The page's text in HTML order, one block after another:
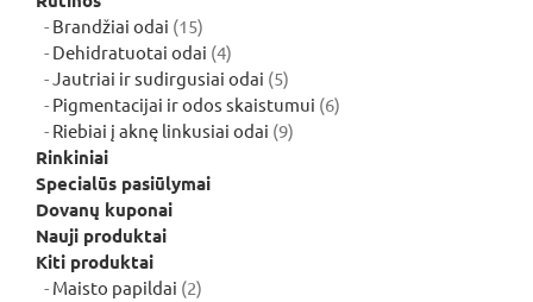
Brandžiai odai 1515
produktų
Dehidratuotai odai 44
produktai
Jautriai ir sudirgusiai odai 55
produktai
Pigmentacijai ir odos skaistumui 66
Riebiai į aknę linkusiai odai 99
Rinkiniai
Specialūs pasiūlymai
Dovanų kuponai
Nauji produktai
Kiti produktai
Maisto papildai 22